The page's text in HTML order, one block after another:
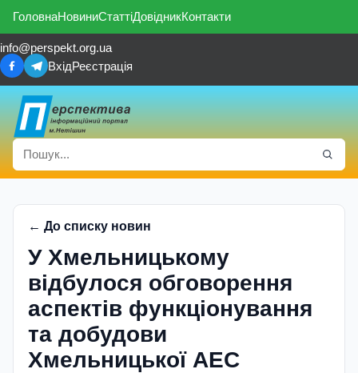
ГоловнаНовиниСтаттіДовідникКонтакти
info@perspekt.org.ua
ВхідРеєстрація
← До списку новин
У Хмельницькому
відбулося обговорення
аспектів функціонування
та добудови
Хмельницької АЕС